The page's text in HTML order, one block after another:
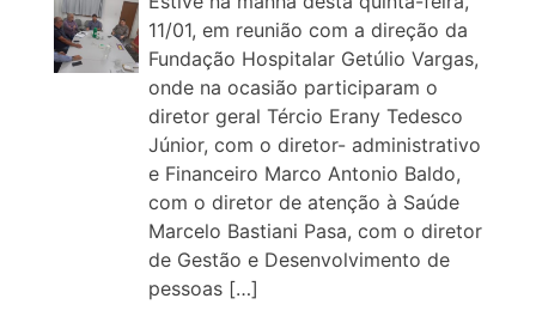
11/01, em reunião com a direção da
Fundação Hospitalar Getúlio Vargas,
onde na ocasião participaram o
diretor geral Tércio Erany Tedesco
Júnior, com o diretor- administrativo
e Financeiro Marco Antonio Baldo,
com o diretor de atenção à Saúde
Marcelo Bastiani Pasa, com o diretor
de Gestão e Desenvolvimento de
pessoas […]